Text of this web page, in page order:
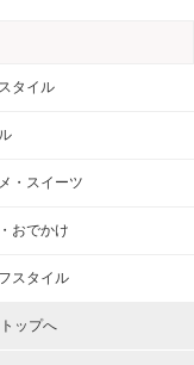
タイル
・スイーツ
おでかけ
スタイル
ップへ